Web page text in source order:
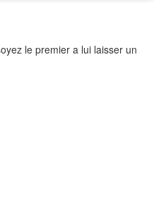
le premier a lui laisser un